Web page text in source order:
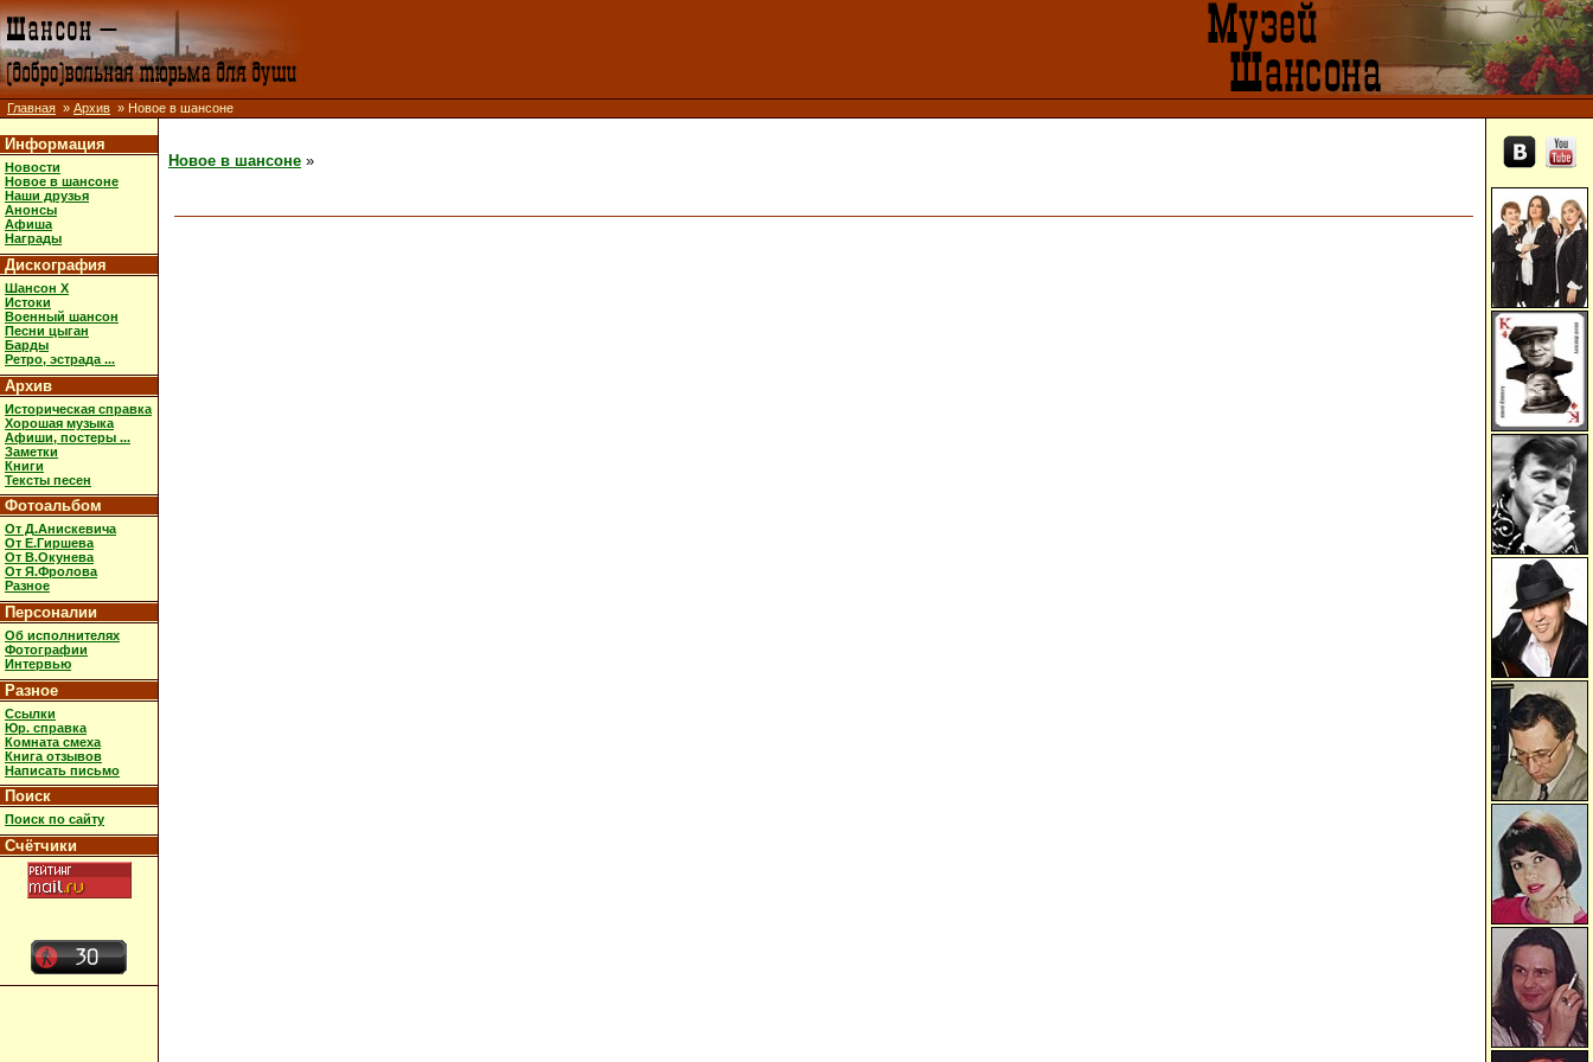
Главная » Архив » Новое в шансоне
Информация
Новости
Новое в шансоне
Наши друзья
Анонсы
Афиша
Награды
Дискография
Шансон X
Истоки
Военный шансон
Песни цыган
Барды
Ретро, эстрада ...
Архив
Историческая справка
Хорошая музыка
Афиши, постеры ...
Заметки
Книги
Тексты песен
Фотоальбом
От Д.Анискевича
От Е.Гиршева
От В.Окунева
От Я.Фролова
Разное
Персоналии
Об исполнителях
Фотографии
Интервью
Разное
Ссылки
Юр. справка
Комната смеха
Книга отзывов
Написать письмо
Поиск
Поиск по сайту
Счётчики
Новое в шансоне »